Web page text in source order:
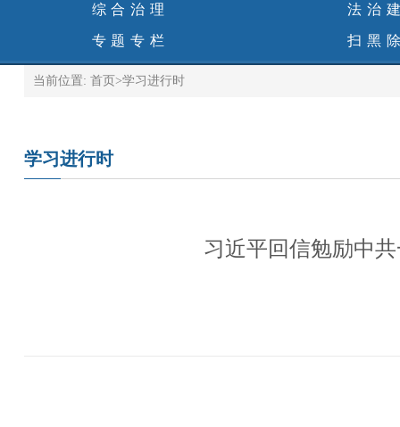
综合治理 法治
专题专栏 扫黑
当前位置: 首页 >学习进行时
学习进行时
习近平回信勉励中